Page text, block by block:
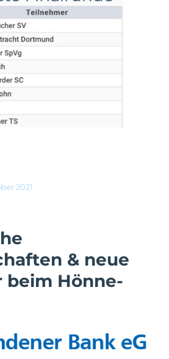
2021
& neue
beim Hönne-